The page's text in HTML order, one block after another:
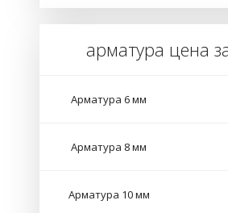
арматура цена
Арматура 6 мм
Арматура 8 мм
Арматура 10 мм